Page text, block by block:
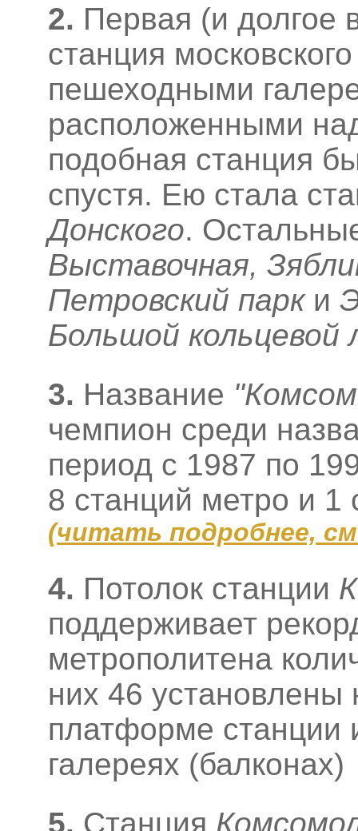
2. Первая (и долгое
станция
пешеходными
расположенными
подобная станция
спустя. Ею стала
Донского.
Выставочная,
Петровский парки
Большой кольцевой
3. Название
чемпион среди
период с 1987 по
8 станций метро и 1
(читать подробнее,
4. Потолок станции
поддерживает
метрополитена
них 46 установлены
платформе станции
галереях (балконах)
5. Станция